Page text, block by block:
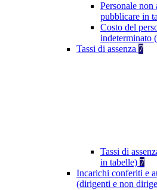
Personale non
pubblicare in
Costo del
indeterminato
Tassi di assenza 7
Tassi di
in tabelle) 7
Incarichi conferiti e
(dirigenti e non